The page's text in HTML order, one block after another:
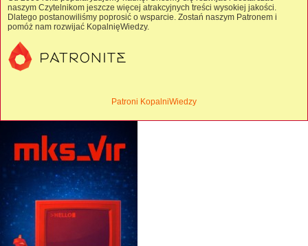
naszym Czytelnikom jeszcze więcej atrakcyjnych treści wysokiej jakości.
Dlatego postanowiliśmy poprosić o wsparcie. Zostań naszym Patronem i
pomóż nam rozwijać KopalnięWiedzy.
Patroni KopalniWiedzy